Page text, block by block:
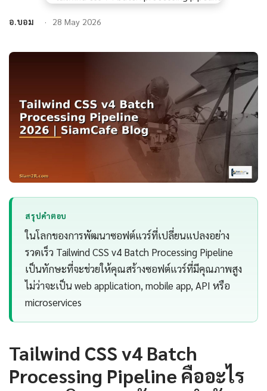
อ.บอม 28 May 2026
สรุปคำตอบ
ในโลกของการพัฒนาซอฟต์แวร์ที่เปลี่ยนแปลงอย่าง
รวดเร็ว Tailwind CSS v4 Batch Processing Pipeline
เป็นทักษะที่จะช่วยให้คุณสร้างซอฟต์แวร์ที่มีคุณภาพสูง
ไม่ว่าจะเป็น web application, mobile app, API หรือ
microservices
Tailwind CSS v4 Batch
Processing Pipeline คืออะไร